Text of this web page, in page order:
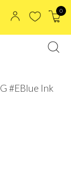
0
#EBlue Ink